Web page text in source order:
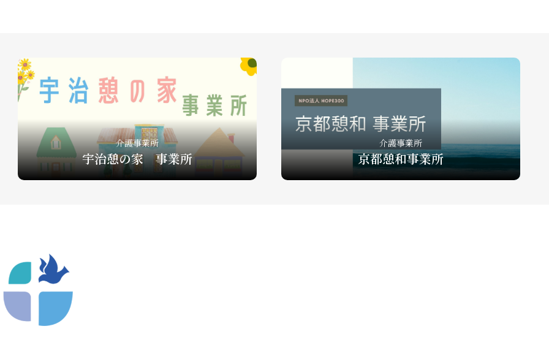
介護事業所
宇治憩の家 事業所
介護事業所
京都憩和事業所